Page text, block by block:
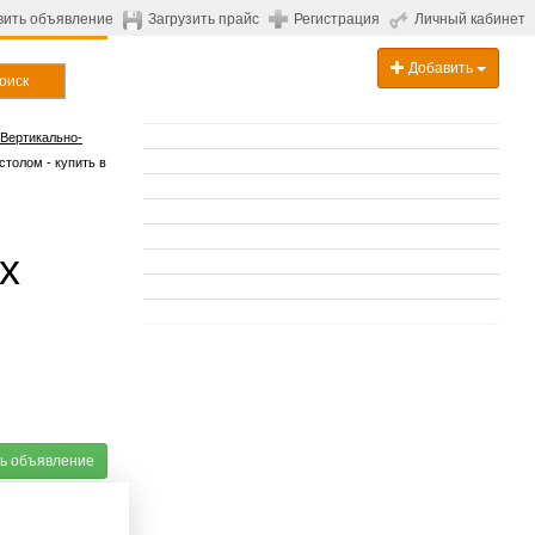
объявление Загрузить прайс Регистрация Личный кабинет
Добавить
Вертикально-
- купить в
объявление